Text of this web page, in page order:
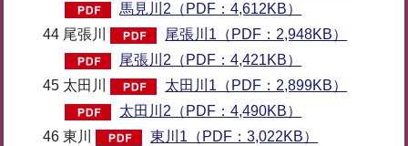
馬見川2（PDF：4,612KB）
44 尾張川
尾張川1（PDF：2,948KB）
尾張川2（PDF：4,421KB）
45 太田川
太田川1（PDF：2,899KB）
太田川2（PDF：4,490KB）
46 東川
東川1（PDF：3,022KB）